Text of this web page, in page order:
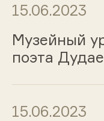
15.06.2023
Музейный
поэта
15.06.2023